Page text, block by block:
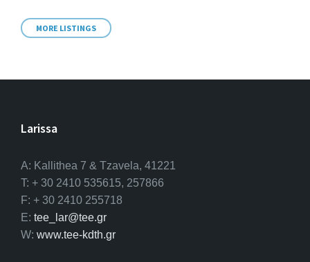
MORE LISTINGS
Larissa
A: Kallithea 7 & Tzavela, 41221
T: + 30 2410 535615, 257866
F: + 30 2410 255718
E: tee_lar@tee.gr
W: www.tee-kdth.gr